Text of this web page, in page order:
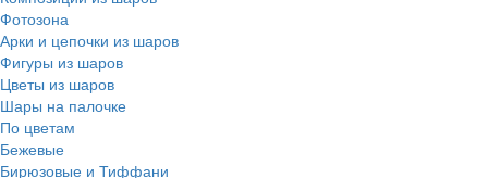
Фотозона
Арки и цепочки из шаров
Фигуры из шаров
Цветы из шаров
Шары на палочке
По цветам
Бежевые
Бирюзовые и Тиффани